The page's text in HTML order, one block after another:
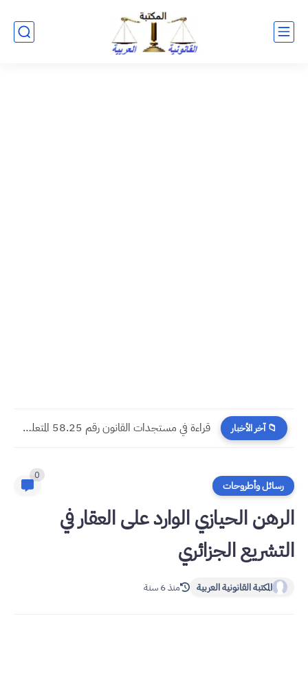
📁 آخر الأخبار مسجدات جرائم الشيك في قانون المسطرة المدنية الجديد
رسائل وأطروحات
0
الرهن الحيازي الوارد على العقار في
التشريع الجزائري
المكتبة القانونية العربية منذ 6 سنة